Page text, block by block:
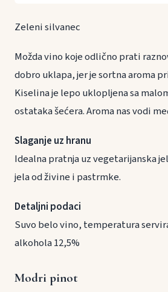
Zeleni silvanec
Možda vino koje odlično prati
dobro uklapa, jer je sortna aroma
Kiselina je lepo uklopljena sa
ostataka šećera. Aroma nas vodi
Slaganje uz hranu
Idealna pratnja uz vegetarijanska
jela od živine i pastrmke.
Detaljni podaci
Suvo belo vino, temperatura
alkohola 12,5%
Modri pinot